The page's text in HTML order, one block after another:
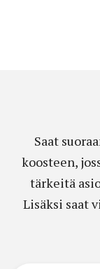
Saat
koosteen,
tärkeitä
Lisäksi saat